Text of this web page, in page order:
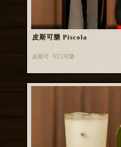
皮斯可樂 Piscola
皮斯可 可口可樂